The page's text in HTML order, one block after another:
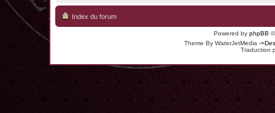
Index du forum
Powered by phpBB
Theme By WaterJetMedia -
Traduction